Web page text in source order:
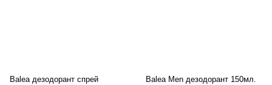
Balea дезодорант спрей
Balea Men дезодорант 150мл.